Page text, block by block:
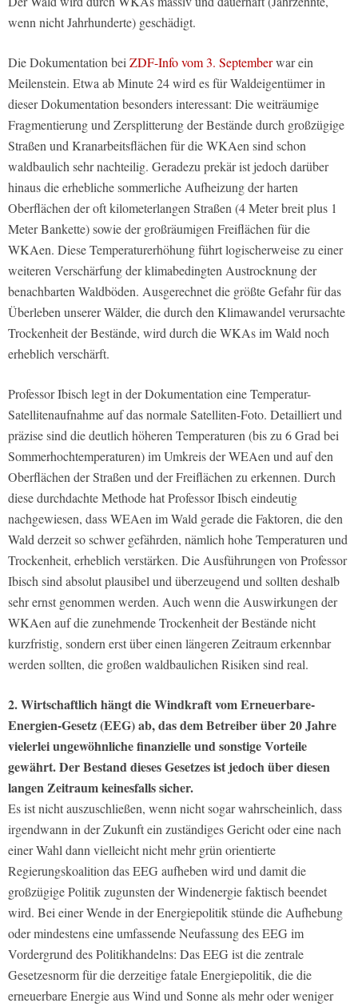
wenn nicht Jahrhunderte) geschädigt.
Die Dokumentation beiZDF-Info vom 3. Septemberwar ein
Meilenstein. Etwa ab Minute 24 wird es für Waldeigentümer in
dieser Dokumentation besonders interessant: Die weiträumige
Fragmentierung und Zersplitterung der Bestände durch großzügige
Straßen und Kranarbeitsflächen für die WKAen sind schon
waldbaulich sehr nachteilig. Geradezu prekär ist jedoch darüber
hinaus die erhebliche sommerliche Aufheizung der harten
Oberflächen der oft kilometerlangen Straßen (4 Meter breit plus 1
Meter Bankette) sowie der großräumigen Freiflächen für die
WKAen. Diese Temperaturerhöhung führt logischerweise zu einer
weiteren Verschärfung der klimabedingten Austrocknung der
benachbarten Waldböden. Ausgerechnet die größte Gefahr für das
Überleben unserer Wälder, die durch den Klimawandel verursachte
Trockenheit der Bestände, wird durch die WKAs im Wald noch
erheblich verschärft.
Professor Ibisch legt in der Dokumentation eine Temperatur-
Satellitenaufnahme auf das normale Satelliten-Foto. Detailliert und
präzise sind die deutlich höheren Temperaturen (bis zu 6 Grad bei
Sommerhochtemperaturen) im Umkreis der WEAen und auf den
Oberflächen der Straßen und der Freiflächen zu erkennen. Durch
diese durchdachte Methode hat Professor Ibisch eindeutig
nachgewiesen, dass WEAen im Wald gerade die Faktoren, die den
Wald derzeit so schwer gefährden, nämlich hohe Temperaturen und
Trockenheit, erheblich verstärken. Die Ausführungen von Professor
Ibisch sind absolut plausibel und überzeugend und sollten deshalb
sehr ernst genommen werden. Auch wenn die Auswirkungen der
WKAen auf die zunehmende Trockenheit der Bestände nicht
kurzfristig, sondern erst über einen längeren Zeitraum erkennbar
werden sollten, die großen waldbaulichen Risiken sind real.
2. Wirtschaftlich hängt die Windkraft vom Erneuerbare-
Energien-Gesetz (EEG) ab, das dem Betreiber über 20 Jahre
vielerlei ungewöhnliche finanzielle und sonstige Vorteile
gewährt. Der Bestand dieses Gesetzes ist jedoch über diesen
langen Zeitraum keinesfalls sicher.
Es ist nicht auszuschließen, wenn nicht sogar wahrscheinlich, dass
irgendwann in der Zukunft ein zuständiges Gericht oder eine nach
einer Wahl dann vielleicht nicht mehr grün orientierte
Regierungskoalition das EEG aufheben wird und damit die
großzügige Politik zugunsten der Windenergie faktisch beendet
wird. Bei einer Wende in der Energiepolitik stünde die Aufhebung
oder mindestens eine umfassende Neufassung des EEG im
Vordergrund des Politikhandelns: Das EEG ist die zentrale
Gesetzesnorm für die derzeitige fatale Energiepolitik, die die
erneuerbare Energie aus Wind und Sonne als mehr oder weniger